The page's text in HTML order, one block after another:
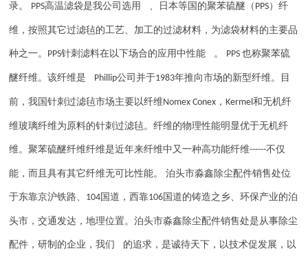
录。 PPS高温滤袋是我公司选用 、日本等国的聚苯硫醚（ PPS）纤
维，按照其它过滤毡的工艺、加工的过滤材料，为滤袋材料的主要品
种之一。 PPS针刺滤料在以下场合的应用中性能 。 PPS也称聚苯硫
醚纤维。该纤维是 Phillip公司并于1983年推向市场的新型纤维。目
前，我国针刺过滤毡市场主要以纤维Nomex Conex ，Kermel和无机纤
维玻璃纤维为原料的针刺过滤毡。纤维的物理性能明显优于无机纤
维。聚苯硫醚纤维纤维是近年来纤维中又一种高功能纤维------不仅
能，而且具有其它纤维无可比性能。 泊头市淼鑫除尘配件销售处位
于东靠京沪铁路、 104 国道，西靠106 国道的铸造之乡、环保产业的泊
头市，交通发达，地理位置。泊头市淼鑫除尘配件销售处是从事除尘
配件，研制的企业，我们 的追求，是诚待天下，以技术促发展，以